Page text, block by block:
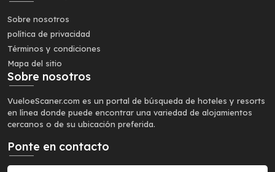
Sobre nosotros
política de privacidad
Términos y condiciones
Mapa del sitio
Sobre nosotros
VueloeScaner.com es un portal de búsqueda de hoteles y resorts
en línea donde puede encontrar una variedad de alojamientos
cercanos o de su ubicación preferida.
Ponte en contacto